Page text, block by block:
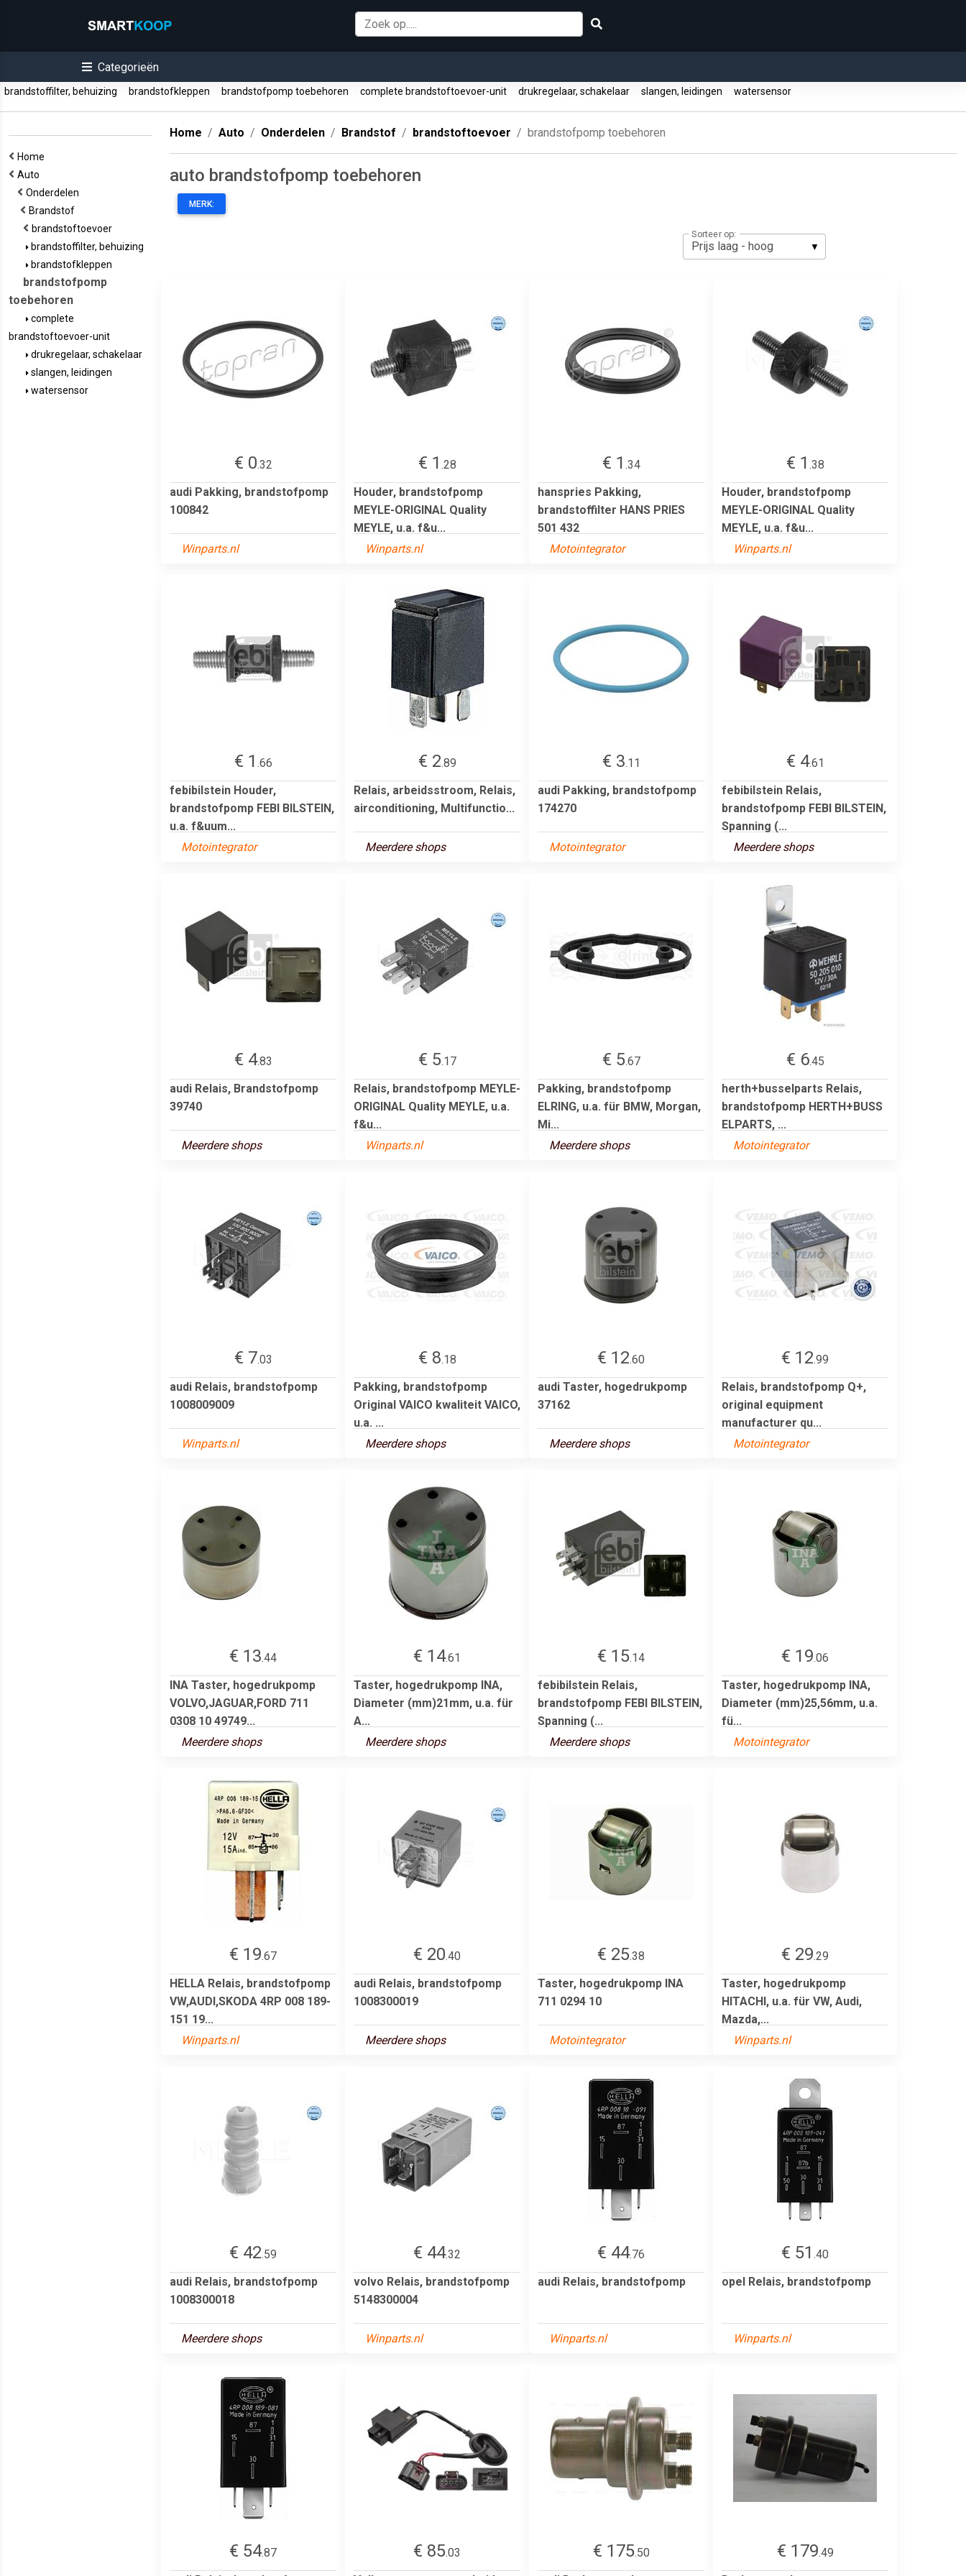
Categorieën
brandstoffilter, behuizing brandstofkleppen brandstofpomp toebehoren complete brandstoftoevoer-unit drukregelaar, schakelaar slangen, leidingen watersensor
Home
Auto
Onderdelen
Brandstof
brandstoftoevoer
brandstoffilter, behuizing
brandstofkleppen
brandstofpomp
toebehoren
complete
brandstoftoevoer-unit
drukregelaar, schakelaar
slangen, leidingen
watersensor
Home Auto Onderdelen Brandstof brandstoftoevoer brandstofpomp toebehoren
auto brandstofpomp toebehoren
MERK:
Sorteer op:
€ 0.32
audi Pakking, brandstofpomp
100842
Winparts.nl
€ 1 .28
Houder, brandstofpomp
MEYLE-ORIGINAL Quality
MEYLE, u.a. f&u...
Winparts.nl
€ 1 .34
hanspries Pakking,
brandstoffilter HANS PRIES
501 432
Motointegrator
€ 1 .38
Houder, brandstofpomp
MEYLE-ORIGINAL Quality
MEYLE, u.a. f&u...
Winparts.nl
€ 1 .66
febibilstein Houder,
brandstofpomp FEBI BILSTEIN,
u.a. f&uum...
Motointegrator
€ 2.89
Relais, arbeidsstroom, Relais,
airconditioning, Multifunctio...
Meerdere shops
€ 3.11
audi Pakking, brandstofpomp
174270
Motointegrator
€ 4.61
febibilstein Relais,
brandstofpomp FEBI BILSTEIN,
Spanning (...
Meerdere shops
€ 4.83
audi Relais, Brandstofpomp
39740
Meerdere shops
€ 5.17
Relais, brandstofpomp MEYLE-
ORIGINAL Quality MEYLE, u.a.
f&u...
Winparts.nl
€ 5.67
Pakking, brandstofpomp
ELRING, u.a. für BMW, Morgan,
Mi...
Meerdere shops
€ 6.45
herth+busselparts Relais,
brandstofpomp HERTH+BUSS
ELPARTS, ...
Motointegrator
€ 7.03
audi Relais, brandstofpomp
1008009009
Winparts.nl
€ 8.18
Pakking, brandstofpomp
Original VAICO kwaliteit VAICO,
u.a. ...
Meerdere shops
€ 12.60
audi Taster, hogedrukpomp
37162
Meerdere shops
€ 12.99
Relais, brandstofpomp Q+,
original equipment
manufacturer qu...
Motointegrator
€ 13.44
INA Taster, hogedrukpomp
VOLVO,JAGUAR,FORD 711
0308 10 49749...
Meerdere shops
€ 14.61
Taster, hogedrukpomp INA,
Diameter (mm)21mm, u.a. für
A...
Meerdere shops
€ 15.14
febibilstein Relais,
brandstofpomp FEBI BILSTEIN,
Spanning (...
Meerdere shops
€ 19.06
Taster, hogedrukpomp INA,
Diameter (mm)25,56mm, u.a.
fü...
Motointegrator
€ 19.67
HELLA Relais, brandstofpomp
VW,AUDI,SKODA 4RP 008 189-
151 19...
Winparts.nl
€ 20.40
audi Relais, brandstofpomp
1008300019
Meerdere shops
€ 25.38
Taster, hogedrukpomp INA
711 0294 10
Motointegrator
€ 29.29
Taster, hogedrukpomp
HITACHI, u.a. für VW, Audi,
Mazda,...
Winparts.nl
€ 42.59
audi Relais, brandstofpomp
1008300018
Meerdere shops
€ 44.32
volvo Relais, brandstofpomp
5148300004
Winparts.nl
€ 44.76
audi Relais, brandstofpomp
Winparts.nl
€ 51 .40
opel Relais, brandstofpomp
Winparts.nl
€ 54.87
€ 85.03
€ 175.50
€ 179.49